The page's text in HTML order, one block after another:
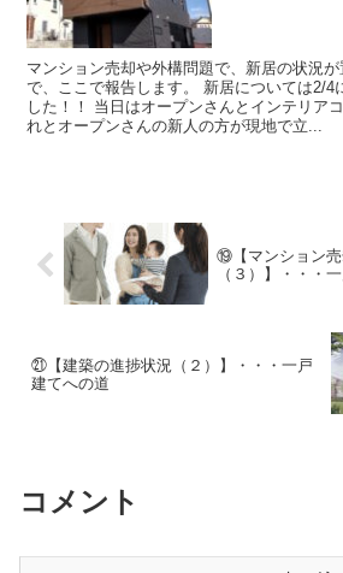
マンション売却や外構問題で、新居の状況
で、ここで報告します。 新居については2/4
した！！ 当日はオープンさんとインテリア
れとオープンさんの新人の方が現地で立...
⑲【マンション
（３）】・・・
㉑【建築の進捗状況（２）】・・・一戸
建てへの道
コメント